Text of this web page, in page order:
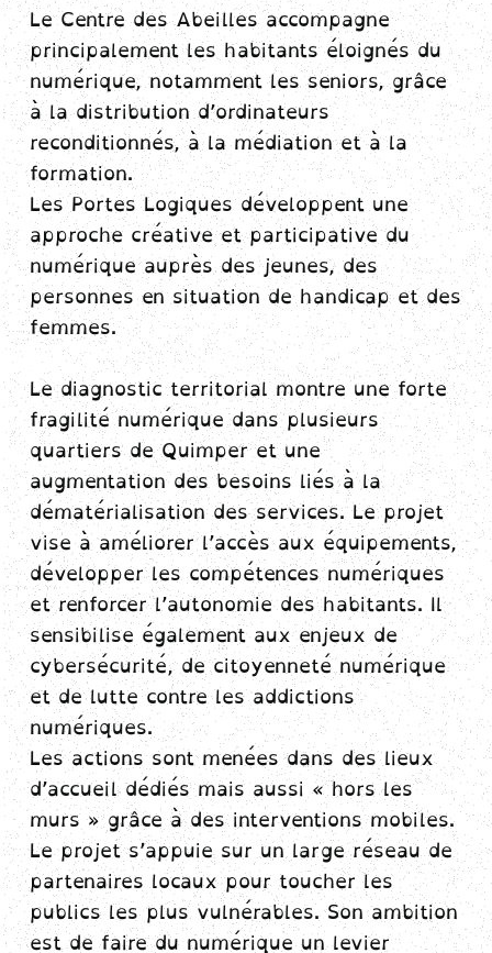
Le Centre des Abeilles accompagne
principalement les habitants éloignés du
numérique, notamment les seniors, grâce
à la distribution d’ordinateurs
reconditionnés, à la médiation et à la
formation.
Les Portes Logiques développent une
approche créative et participative du
numérique auprès des jeunes, des
personnes en situation de handicap et des
femmes.
Le diagnostic territorial montre une forte
fragilité numérique dans plusieurs
quartiers de Quimper et une
augmentation des besoins liés à la
dématérialisation des services. Le projet
vise à améliorer l’accès aux équipements,
développer les compétences numériques
et renforcer l’autonomie des habitants. Il
sensibilise également aux enjeux de
cybersécurité, de citoyenneté numérique
et de lutte contre les addictions
numériques.
Les actions sont menées dans des lieux
d’accueil dédiés mais aussi « hors les
murs » grâce à des interventions mobiles.
Le projet s’appuie sur un large réseau de
partenaires locaux pour toucher les
publics les plus vulnérables. Son ambition
est de faire du numérique un levier